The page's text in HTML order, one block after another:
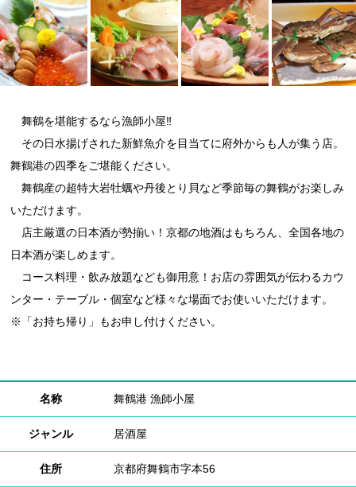
舞鶴を堪能するなら漁師小屋‼
その日水揚げされた新鮮魚介を目当てに府外からも人が集う店。
舞鶴港の四季をご堪能ください。
舞鶴産の超特大岩牡蠣や丹後とり貝など季節毎の舞鶴がお楽しみ
いただけます。
店主厳選の日本酒が勢揃い！京都の地酒はもちろん、全国各地の
日本酒が楽しめます。
コース料理・飲み放題なども御用意！お店の雰囲気が伝わるカウ
ンター・テーブル・個室など様々な場面でお使いいただけます。
※「お持ち帰り」もお申し付けください。
名称 舞鶴港 漁師小屋
ジャンル 居酒屋
住所 京都府舞鶴市字本56